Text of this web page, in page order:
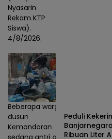
Nyasarin
Rekam KTP
Siswa).
4/8/2026.
Beberapa warga
dusun
Kemandoran
sedang antri air
Peduli
Ribuan Liter